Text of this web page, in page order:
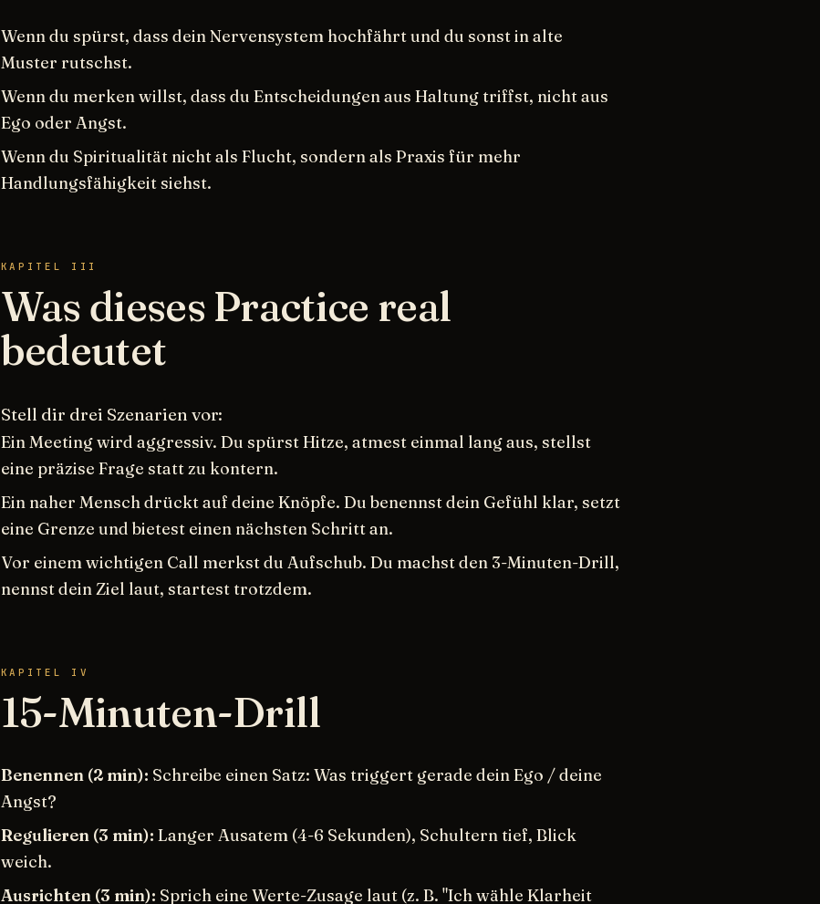
Wenn du spürst, dass dein Nervensystem hochfährt und du sonst in alte
Muster rutschst.
Wenn du merken willst, dass du Entscheidungen aus Haltung triffst, nicht aus
Ego oder Angst.
Wenn du Spiritualität nicht als Flucht, sondern als Praxis für mehr
Handlungsfähigkeit siehst.
KAPITEL III
Was dieses Practice real
bedeutet
Stell dir drei Szenarien vor:
Ein Meeting wird aggressiv. Du spürst Hitze, atmest einmal lang aus, stellst
eine präzise Frage statt zu kontern.
Ein naher Mensch drückt auf deine Knöpfe. Du benennst dein Gefühl klar, setzt
eine Grenze und bietest einen nächsten Schritt an.
Vor einem wichtigen Call merkst du Aufschub. Du machst den 3-Minuten-Drill,
nennst dein Ziel laut, startest trotzdem.
KAPITEL IV
15-Minuten-Drill
Benennen (2 min): Schreibe einen Satz: Was triggert gerade dein Ego / deine
Angst?
Regulieren (3 min): Langer Ausatem (4-6 Sekunden), Schultern tief, Blick
weich.
Ausrichten (3 min): Sprich eine Werte-Zusage laut (z. B. "Ich wähle Klarheit